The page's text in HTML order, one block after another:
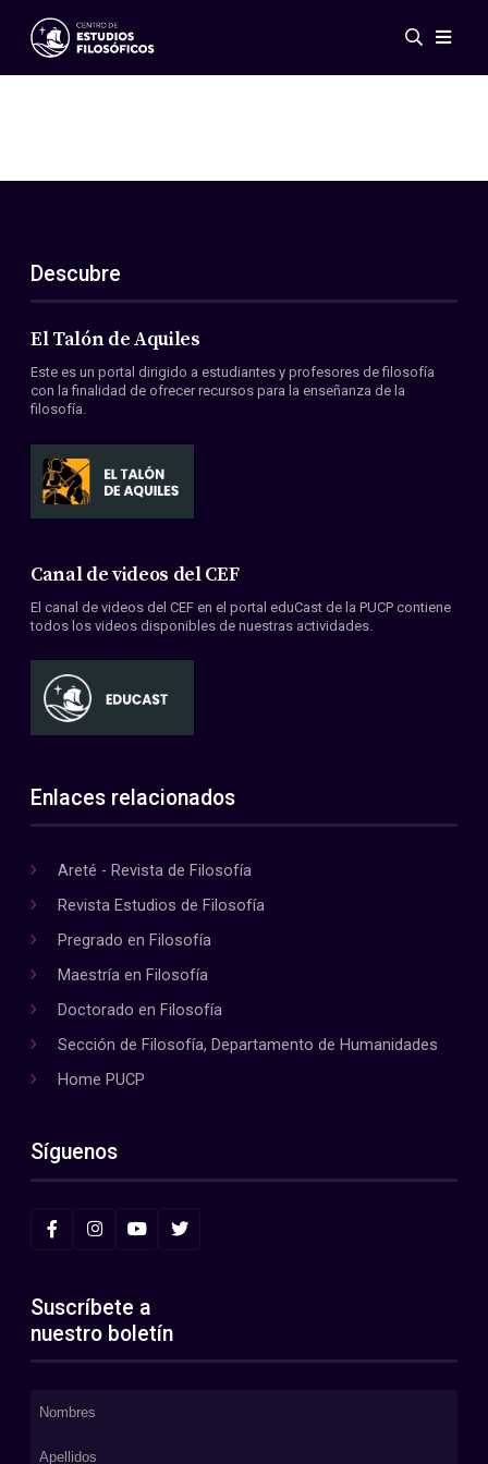
Eventos
ES
EN
Acerca de nosotros
Miembros
Convenios
Descubre
El Talón de Aquiles
Este es un portal dirigido a estudiantes y profesores de filosofía
con la finalidad de ofrecer recursos para la enseñanza de la
filosofía.
Canal de videos del CEF
El canal de videos del CEF en el portal eduCast de la PUCP contiene
todos los videos disponibles de nuestras actividades.
Enlaces relacionados
Areté - Revista de Filosofía
Revista Estudios de Filosofía
Pregrado en Filosofía
Maestría en Filosofía
Doctorado en Filosofía
Sección de Filosofía, Departamento de Humanidades
Home PUCP
Síguenos
Suscríbete a
nuestro boletín